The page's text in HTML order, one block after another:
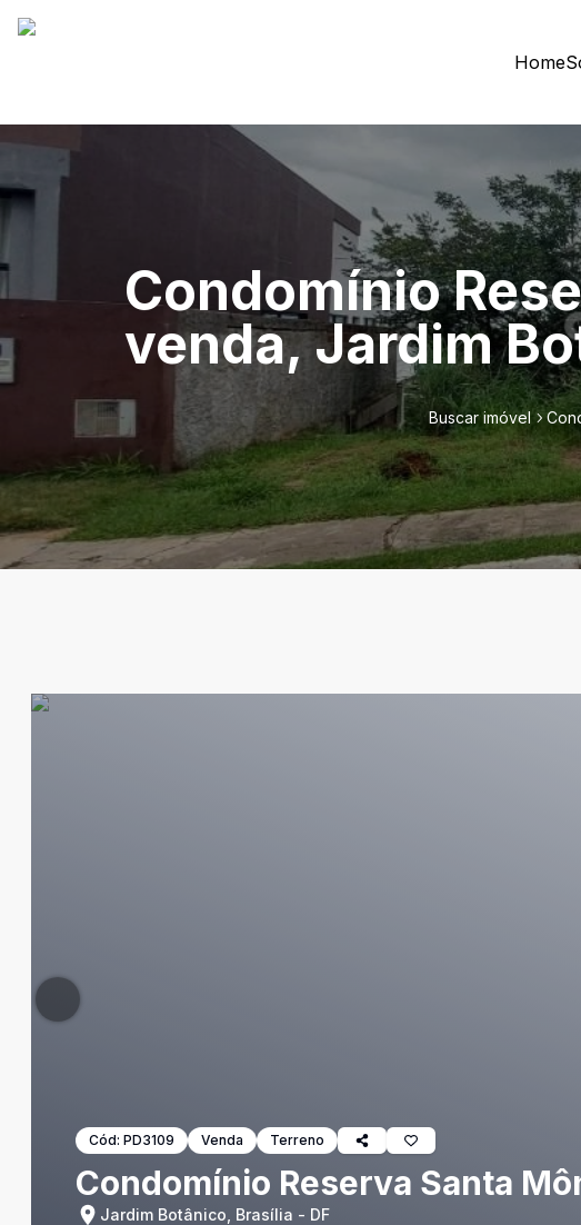
Home
Condomínio
venda, Jardim
Buscar imóvel
Cód: PD3109 Venda Terreno
Condomínio Reserva Santa
Jardim Botânico, Brasília - DF